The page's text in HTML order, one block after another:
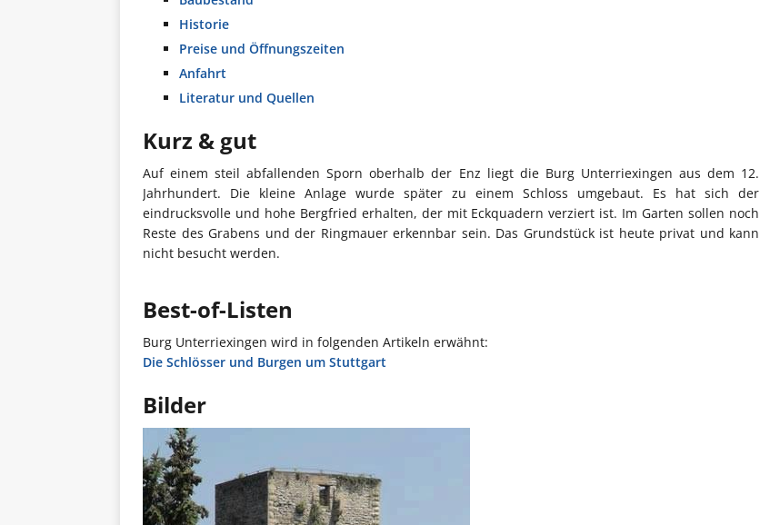
Historie
Preise und Öffnungszeiten
Anfahrt
Literatur und Quellen
Kurz & gut
Auf einem steil abfallenden Sporn oberhalb der Enz liegt die Burg Unterriexingen aus dem 12.
Jahrhundert. Die kleine Anlage wurde später zu einem Schloss umgebaut. Es hat sich der
eindrucksvolle und hohe Bergfried erhalten, der mit Eckquadern verziert ist. Im Garten sollen noch
Reste des Grabens und der Ringmauer erkennbar sein. Das Grundstück ist heute privat und kann
nicht besucht werden.
Best-of-Listen
Burg Unterriexingen wird in folgenden Artikeln erwähnt:
Die Schlösser und Burgen um Stuttgart
Bilder